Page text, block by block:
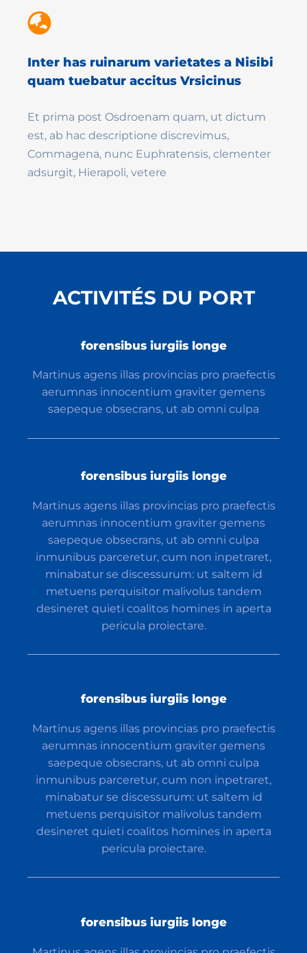
Inter has ruinarum varietates a Nisibi
quam tuebatur accitus Vrsicinus
Et prima post Osdroenam quam, ut dictum
est, ab hac descriptione discrevimus,
Commagena, nunc Euphratensis, clementer
adsurgit, Hierapoli, vetere
ACTIVITÉS DU PORT
forensibus iurgiis longe
Martinus agens illas provincias pro praefectis
aerumnas innocentium graviter gemens
saepeque obsecrans, ut ab omni culpa
forensibus iurgiis longe
Martinus agens illas provincias pro praefectis
aerumnas innocentium graviter gemens
saepeque obsecrans, ut ab omni culpa
inmunibus parceretur, cum non inpetraret,
minabatur se discessurum: ut saltem id
metuens perquisitor malivolus tandem
desineret quieti coalitos homines in aperta
pericula proiectare.
forensibus iurgiis longe
Martinus agens illas provincias pro praefectis
aerumnas innocentium graviter gemens
saepeque obsecrans, ut ab omni culpa
inmunibus parceretur, cum non inpetraret,
minabatur se discessurum: ut saltem id
metuens perquisitor malivolus tandem
desineret quieti coalitos homines in aperta
pericula proiectare.
forensibus iurgiis longe